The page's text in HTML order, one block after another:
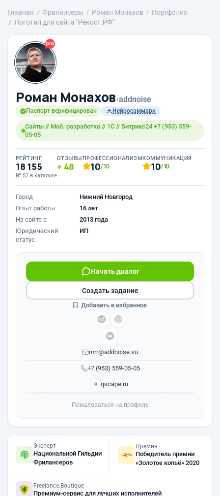
Главная Фрилансеры Роман Монахов
Портфолио
Логотип для сайта "Рекост.РФ"
Роман Монахов›addnoise
Паспорт верифицирован Нейросаммари
Сайты // Моб. разработка // 1С // Битрикс24 +7 (953) 559-
05-05
РЕЙТИНГ
18 155
№ 52 в каталоге
ОТЗЫВЫ
48
ПРОФЕССИОНАЛИЗМ
10/10
КОММУНИКАЦИЯ
10/10
Город
Нижний Новгород
Опыт работы
16 лет
На сайте с
2013 года
Юридический
статус
ИП
+7 (953) 559-05-05
Начать диалог
mrr@addnoise.su
qscape.ru
Создать задание
Добавить в избранное
Пожаловаться на профиль
Эксперт
Национальной Гильдии
Фрилансеров
Премия
Победитель премии
«Золотое копьё» 2020
Freelance.Boutique
Премиум-сервис для лучших исполнителей